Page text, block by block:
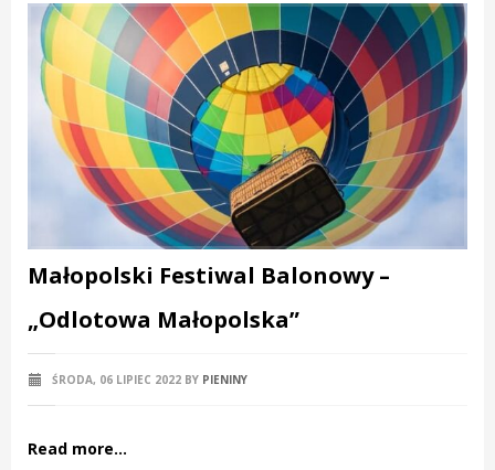
Małopolski Festiwal Balonowy –
„Odlotowa Małopolska”
ŚRODA, 06 LIPIEC 2022 BY PIENINY
Read more...